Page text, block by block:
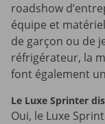
roadshow
équipe et
de garçon ou de
réfrigérateur, la
font également
Le Luxe Sprinter
Oui, le Luxe